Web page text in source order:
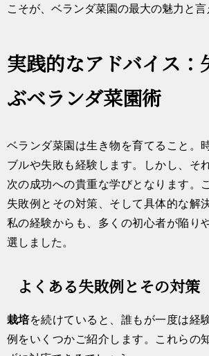
こそが、ベランダ菜園の最大の魅力と言
実践的なアドバイス：
ぶベランダ菜園術
ベランダ菜園は生き物を育てること。
ブルや失敗も経験します。しかし、そ
次の成功への貴重な学びとなります。
失敗例とその対策、そして具体的な解
私の経験からも、多くの初心者が陥り
選しました。
よくある失敗例とその対策
栽培を続けていると、誰もが一度は経
例をいくつかご紹介します。これらの